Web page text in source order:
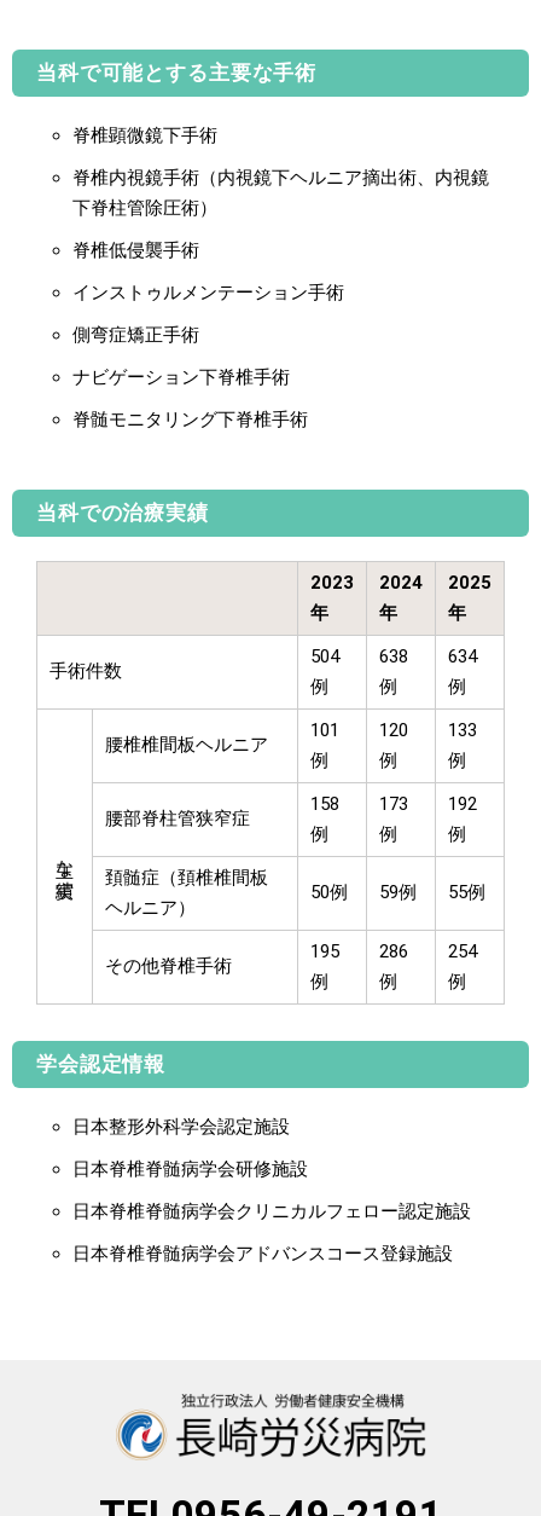
当科で可能とする主要な手術
脊椎顕微鏡下手術
脊椎内視鏡手術（内視鏡下ヘルニア摘出術、内視鏡
下脊柱管除圧術）
脊椎低侵襲手術
インストゥルメンテーション手術
側弯症矯正手術
ナビゲーション下脊椎手術
脊髄モニタリング下脊椎手術
当科での治療実績
2023
年
2024
年
2025
年
手術件数
504
例
638
例
634
例
主な実績
腰椎椎間板ヘルニア
101
例
120
例
133
例
腰部脊柱管狭窄症
158
例
173
例
192
例
頚髄症（頚椎椎間板
ヘルニア）
50例 59例 55例
その他脊椎手術
195
例
286
例
254
例
学会認定情報
日本整形外科学会認定施設
日本脊椎脊髄病学会研修施設
日本脊椎脊髄病学会クリニカルフェロー認定施設
日本脊椎脊髄病学会アドバンスコース登録施設